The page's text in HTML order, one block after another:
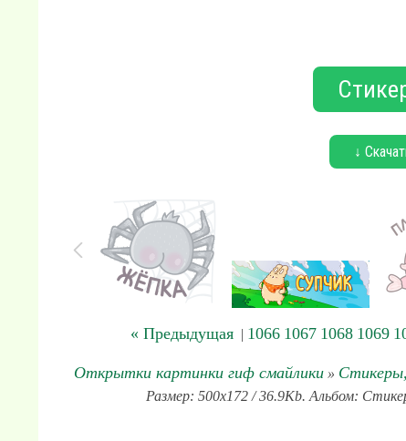
↓
« Предыдущая| 1066 1067 1068 1069
Открытки картинки гиф смайлики »
Размер: 500x172 / 36.9Kb. Альбом: